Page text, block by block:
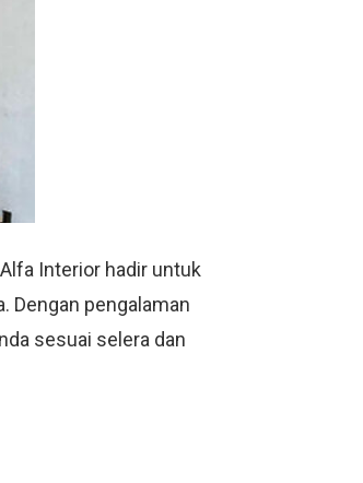
Interior hadir untuk
Dengan pengalaman
sesuai selera dan